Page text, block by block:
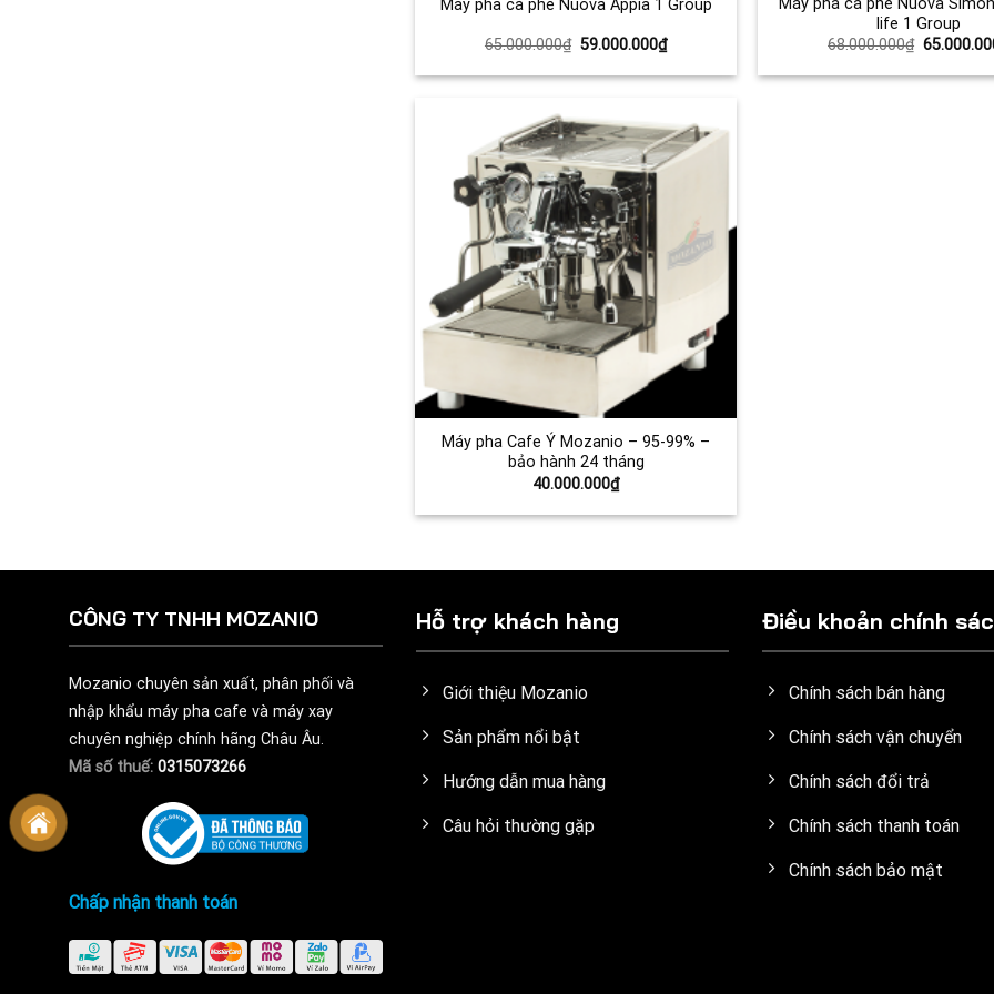
Máy pha cà phê Nuova Appia 1 Group
65.000.000₫ Giá
là:
59.000.000₫Giá
hiện
tại
life 1 Group
68.000.000₫ Giá
là:
Máy pha Cafe Ý Mozanio – 95-99% –
bảo hành 24 tháng
40.000.000₫
CÔNG TY TNHH MOZANIO
Mozanio chuyên sản xuất, phân phối và
nhập khẩu máy pha cafe và máy xay
chuyên nghiệp chính hãng Châu Âu.
Mã số thuế: 0315073266
Chấp nhận thanh toán
Hỗ trợ khách hàng
Giới thiệu Mozanio
Sản phẩm nổi bật
Hướng dẫn mua hàng
Câu hỏi thường gặp
Điều khoản chính
Chính sách bán hàng
Chính sách vận chuyển
Chính sách đổi trả
Chính sách thanh toán
Chính sách bảo mật